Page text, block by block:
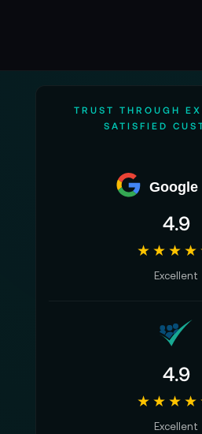
TRUST THROUGH
SATISFIED
Google
4.9
Excellent
4.9
Excellent